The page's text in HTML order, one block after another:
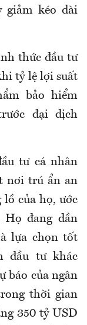
giảm kéo dài
thức đầu tư
tỷ lệ lợi suất
bảo hiểm
đại dịch
tư cá nhân
nơi trú ẩn an
của họ, ước
đang dần
lựa chọn tốt
đầu tư khác
báo của ngân
thời gian
350 tỷ USD